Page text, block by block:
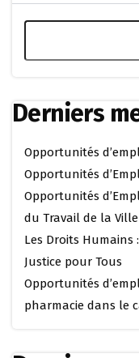
Derniers
Opportunités
Opportunités
Opportunités
du Travail de la
Les Droits
Justice pour Tous
Opportunités
pharmacie dans le